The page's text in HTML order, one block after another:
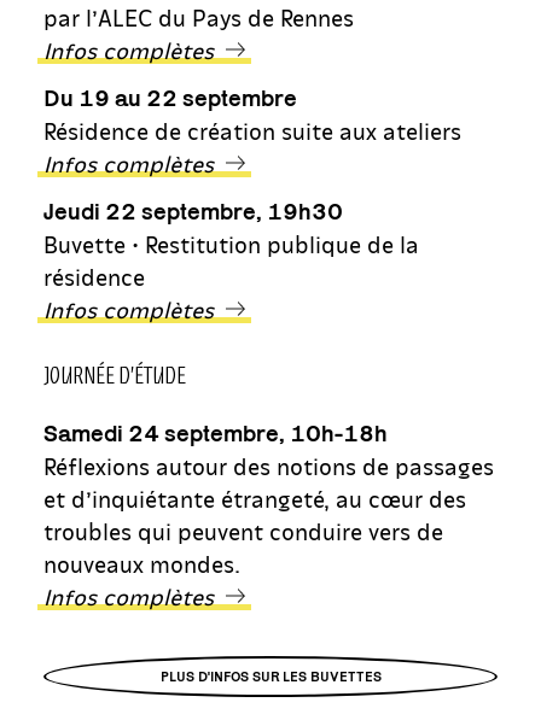
par l’ALEC du Pays de Rennes
Infos complètes
Du 19 au 22 septembre
Résidence de création suite aux ateliers
Infos complètes
Jeudi 22 septembre, 19h30
Buvette • Restitution publique de la
résidence
Infos complètes
JOURNÉE D’ÉTUDE
Samedi 24 septembre, 10h-18h
Réflexions autour des notions de passages
et d’inquiétante étrangeté, au cœur des
troubles qui peuvent conduire vers de
nouveaux mondes.
Infos complètes
PLUS D'INFOS SUR LES BUVETTES